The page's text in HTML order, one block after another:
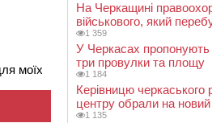
моїх
На Черкащині
військового, який
1 359
У Черкасах
три провулки та площу
1 184
Керівницю черкаського
центру обрали на новий
1 135